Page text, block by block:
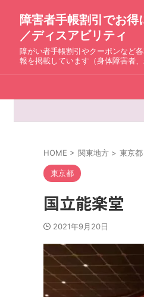
障害者手帳割引でお
／ディスアビリティ
障がい者手帳割引やクーポンなど
報を掲載しています（身体障害者
HOME > 関東地方 > 東京都
東京都
国立能楽堂
2021年9月20日